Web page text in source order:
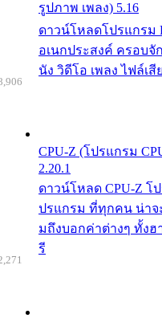
รูปภาพ เพลง) 5.16
ดาวน์โหลดโปรแกรม
อเนกประสงค์ ครอบ
นัง วิดีโอ เพลง ไฟล์เสี
CPU-Z (โปรแกรม
2.20.1
ดาวน์โหลด CPU-Z โ
ปรแกรม ที่ทุกคน น่าจ
มถึงบอกค่าต่างๆ ทั้งฮ
รี